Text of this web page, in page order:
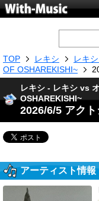
TOP レキシ
レキ
OF OSHAREKISHI~
レキシ - レキシ vs
OSHAREKISHI~
2026/6/5 アク
アーティスト情報